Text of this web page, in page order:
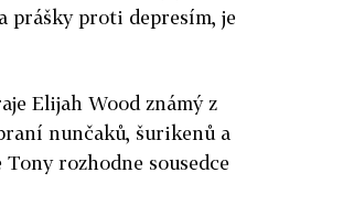
prášky proti depresím, je
Elijah Wood známý z
nunčaků, šurikenů a
rozhodne sousedce